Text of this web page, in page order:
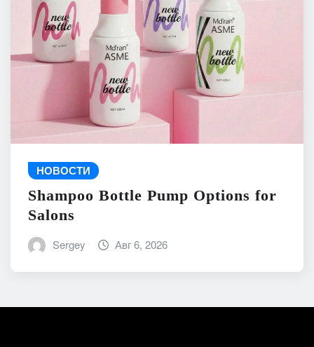
НОВОСТИ
Shampoo Bottle Pump Options for
Salons
Sergey Авг 6, 2026